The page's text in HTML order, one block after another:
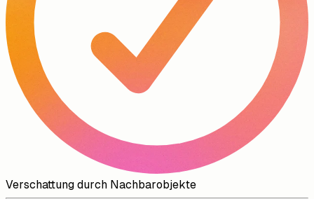
Verschattung durch Nachbarobjekte